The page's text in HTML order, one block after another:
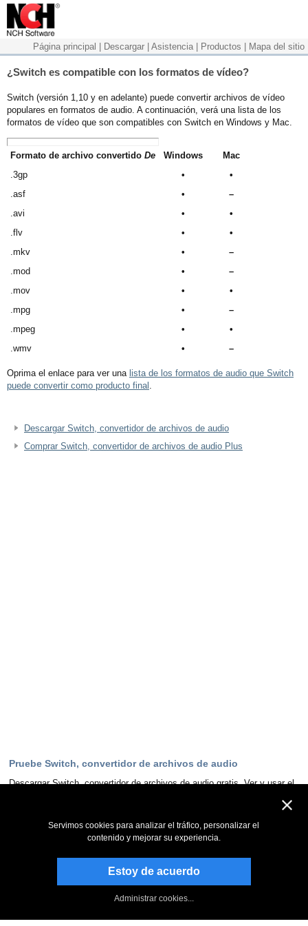
Página principal Descargar Asistencia Productos Mapa del sitio
¿Switch es compatible con los formatos de vídeo?
Switch (versión 1,10 y en adelante) puede convertir archivos de vídeo
populares en formatos de audio. A continuación, verá una lista de los
formatos de vídeo que son compatibles con Switch en Windows y Mac.
Formato de archivo convertido De Windows
Mac
.3gp
•
•
.asf
•
–
.avi
•
•
.flv
•
•
.mkv
•
–
.mod
•
–
.mov
•
•
.mpg
•
–
.mpeg
•
•
.wmv
• –
Oprima el enlace para ver una lista de los formatos de audio que Switch
puede convertir como producto final .
Descargar Switch, convertidor de archivos de audio
Comprar Switch, convertidor de archivos de audio Plus
Pruebe Switch, convertidor de archivos de audio
Descargar Switch, convertidor de archivos de audio gratis. Ver y usar el
Descargar ahora
Suscribirse al boletín informativo
Servimos cookies para analizar el tráfico, personalizar el
contenido y mejorar su experiencia.
Estoy de acuerdo
Administrar cookies...